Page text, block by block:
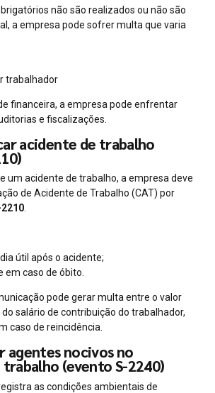
não são realizados ou não são
a empresa pode sofrer multa que varia
trabalhador
financeira, a empresa pode enfrentar
e fiscalizações.
acidente de trabalho
um acidente de trabalho, a empresa deve
de Acidente de Trabalho (CAT) por
.
útil após o acidente;
em caso de óbito.
pode gerar multa entre o valor
salário de contribuição do trabalhador,
caso de reincidência.
agentes nocivos no
(evento S-2240)
as condições ambientais de